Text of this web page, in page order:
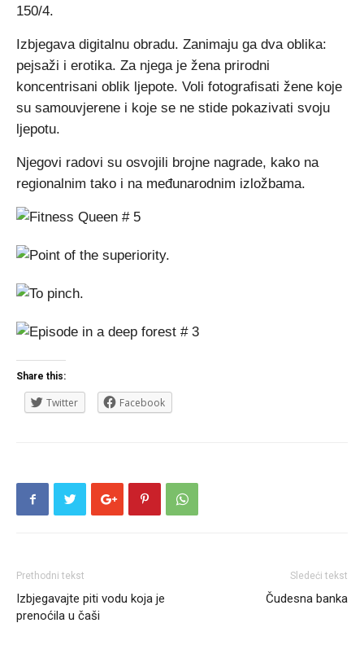
150/4.
Izbjegava digitalnu obradu. Zanimaju ga dva oblika:
pejsaži i erotika. Za njega je žena prirodni
koncentrisani oblik ljepote. Voli fotografisati žene koje
su samouvjerene i koje se ne stide pokazivati svoju
ljepotu.
Njegovi radovi su osvojili brojne nagrade, kako na
regionalnim tako i na međunarodnim izložbama.
Share this:
Twitter Facebook
Prethodni tekst
Izbjegavajte piti vodu koja je
prenoćila u čaši
Sledeći tekst
Čudesna banka